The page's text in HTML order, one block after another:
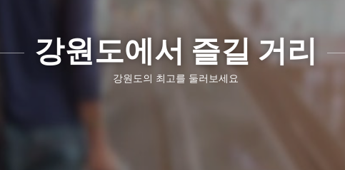
강원도에서 즐길 거리
강원도의 최고를 둘러보세요